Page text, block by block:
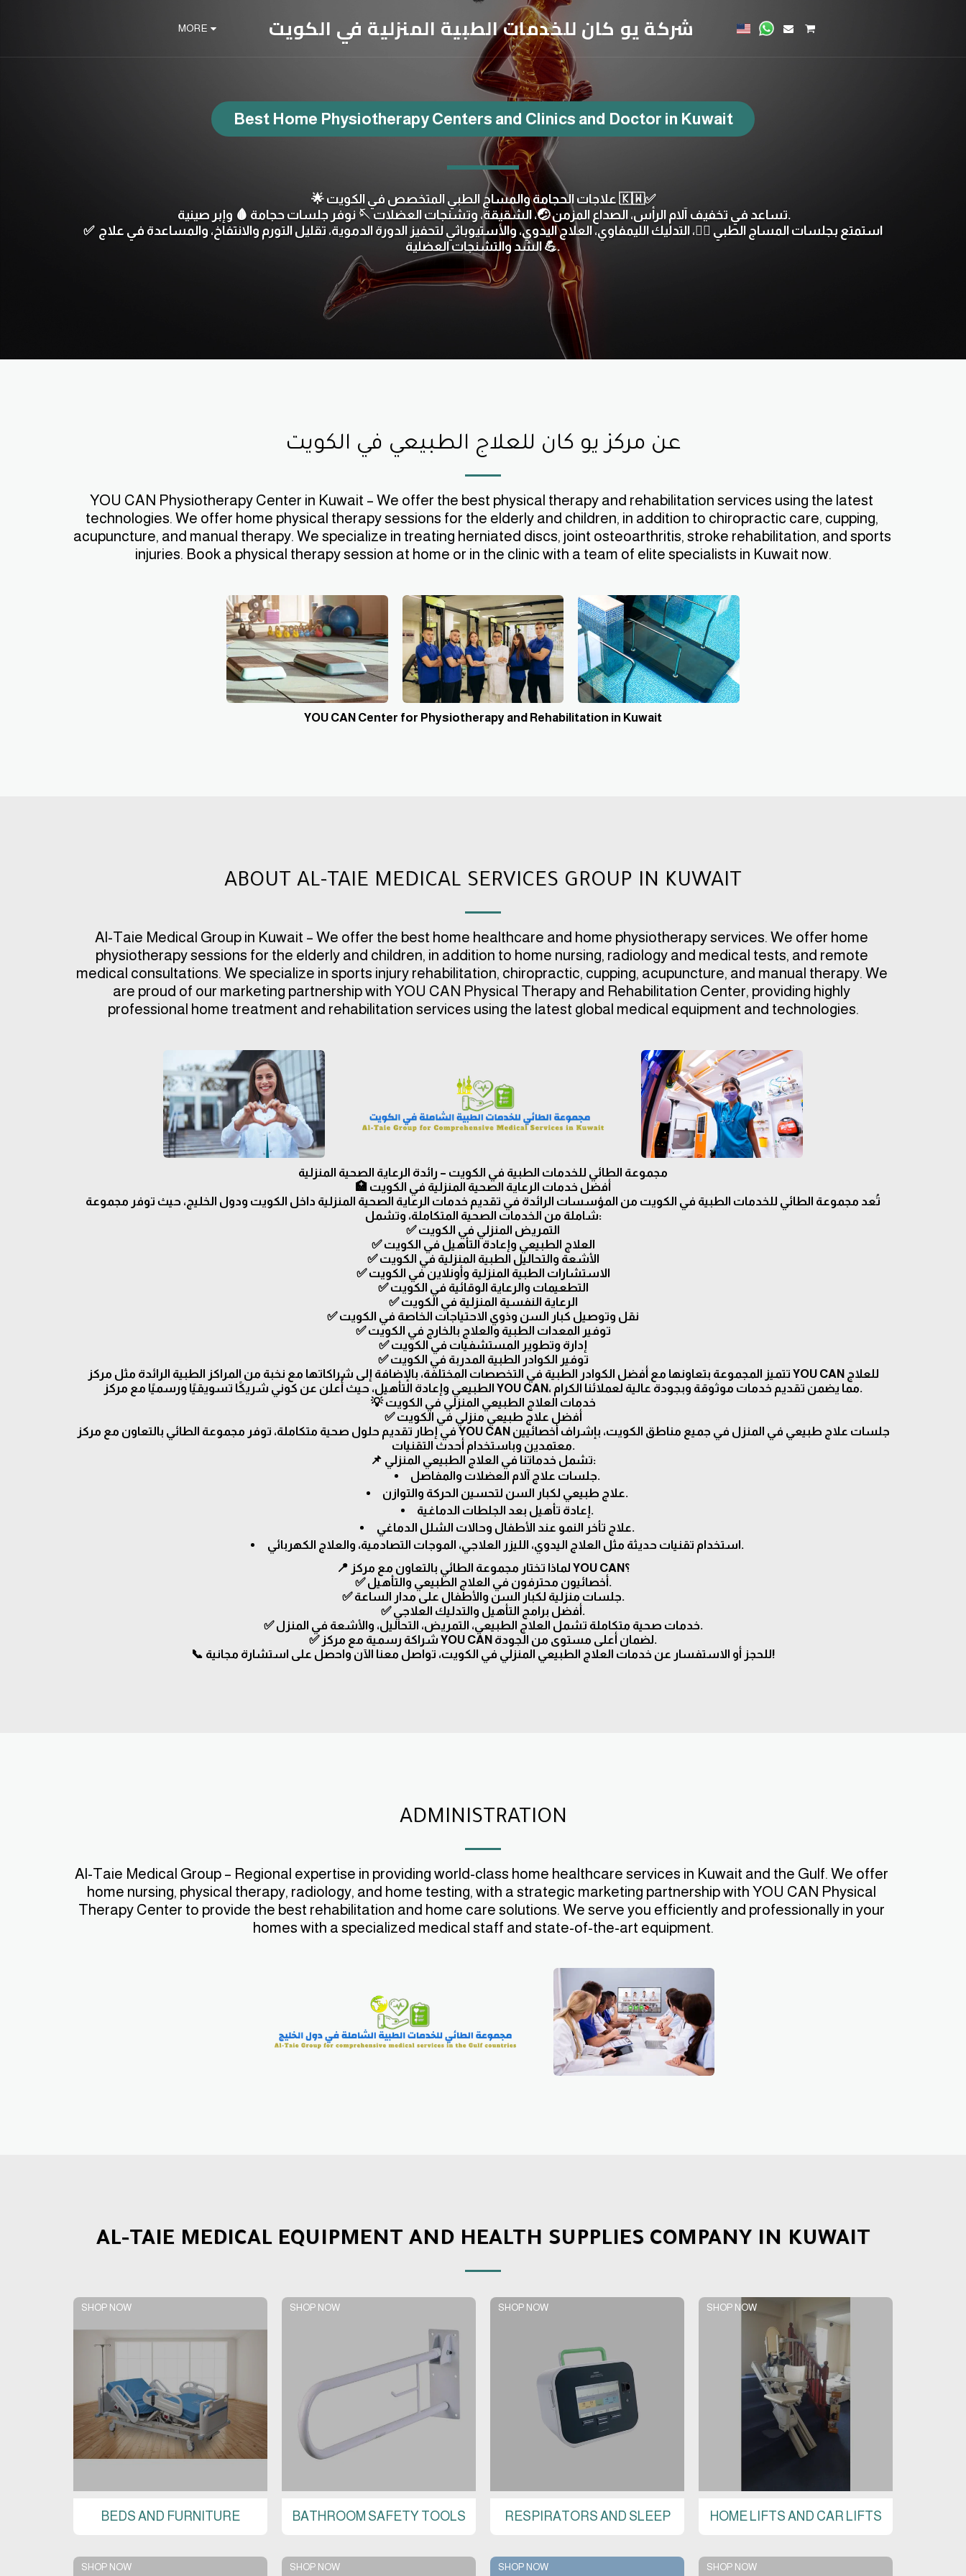
MORE شركة يو كان للخدمات الطبية المنزلية في الكويت
Best Home Physiotherapy Centers and Clinics and Doctor in Kuwait
🌟 علاجات الحجامة والمساج الطبي المتخصص في الكويت 🇰🇼✅
نوفر جلسات حجامة 🩸 وإبر صينية 🪡 تساعد في تخفيف آلام الرأس، الصداع المزمن 🤕، الشقيقة، وتشنجات العضلات.
✅ استمتع بجلسات المساج الطبي 💆‍♀️، التدليك الليمفاوي، العلاج اليدوي، والأستيوباثي لتحفيز الدورة الدموية، تقليل التورم والانتفاخ، والمساعدة في علاج
الشد والتشنجات العضلية 💪.
عن مركز يو كان للعلاج الطبيعي في الكويت
YOU CAN Physiotherapy Center in Kuwait – We offer the best physical therapy and rehabilitation services using the latest
technologies. We offer home physical therapy sessions for the elderly and children, in addition to chiropractic care, cupping,
acupuncture, and manual therapy. We specialize in treating herniated discs, joint osteoarthritis, stroke rehabilitation, and sports
injuries. Book a physical therapy session at home or in the clinic with a team of elite specialists in Kuwait now.
YOU CAN Center for Physiotherapy and Rehabilitation in Kuwait
ABOUT AL-TAIE MEDICAL SERVICES GROUP IN KUWAIT
Al-Taie Medical Group in Kuwait – We offer the best home healthcare and home physiotherapy services. We offer home
physiotherapy sessions for the elderly and children, in addition to home nursing, radiology and medical tests, and remote
medical consultations. We specialize in sports injury rehabilitation, chiropractic, cupping, acupuncture, and manual therapy. We
are proud of our marketing partnership with YOU CAN Physical Therapy and Rehabilitation Center, providing highly
professional home treatment and rehabilitation services using the latest global medical equipment and technologies.
مجموعة الطائي للخدمات الطبية في الكويت – رائدة الرعاية الصحية المنزلية
🏥 أفضل خدمات الرعاية الصحية المنزلية في الكويت
تُعد مجموعة الطائي للخدمات الطبية في الكويت من المؤسسات الرائدة في تقديم خدمات الرعاية الصحية المنزلية داخل الكويت ودول الخليج، حيث توفر مجموعة
شاملة من الخدمات الصحية المتكاملة، وتشمل:
✅ التمريض المنزلي في الكويت
✅ العلاج الطبيعي وإعادة التأهيل في الكويت
✅ الأشعة والتحاليل الطبية المنزلية في الكويت
✅ الاستشارات الطبية المنزلية وأونلاين في الكويت
✅ التطعيمات والرعاية الوقائية في الكويت
✅ الرعاية النفسية المنزلية في الكويت
✅ نقل وتوصيل كبار السن وذوي الاحتياجات الخاصة في الكويت
✅ توفير المعدات الطبية والعلاج بالخارج في الكويت
✅ إدارة وتطوير المستشفيات في الكويت
✅ توفير الكوادر الطبية المدربة في الكويت
تتميز المجموعة بتعاونها مع أفضل الكوادر الطبية في التخصصات المختلفة، بالإضافة إلى شراكاتها مع نخبة من المراكز الطبية الرائدة مثل مركز YOU CAN للعلاج
💡 خدمات العلاج الطبيعي المنزلي في الكويت
✅ أفضل علاج طبيعي منزلي في الكويت
في إطار تقديم حلول صحية متكاملة، توفر مجموعة الطائي بالتعاون مع مركز YOU CAN جلسات علاج طبيعي في المنزل في جميع مناطق الكويت، بإشراف أخصائيين
📌 تشمل خدماتنا في العلاج الطبيعي المنزلي:
📍 لماذا تختار مجموعة الطائي بالتعاون مع مركز YOU CAN؟
📞 للحجز أو الاستفسار عن خدمات العلاج الطبيعي المنزلي في الكويت، تواصل معنا الآن واحصل على استشارة مجانية!
ADMINISTRATION
Al-Taie Medical Group – Regional expertise in providing world-class home healthcare services in Kuwait and the Gulf. We offer
home nursing, physical therapy, radiology, and home testing, with a strategic marketing partnership with YOU CAN Physical
Therapy Center to provide the best rehabilitation and home care solutions. We serve you efficiently and professionally in your
homes with a specialized medical staff and state-of-the-art equipment.
AL-TAIE MEDICAL EQUIPMENT AND HEALTH SUPPLIES COMPANY IN KUWAIT
SHOP NOW
BEDS AND FURNITURE
SHOP NOW
BATHROOM SAFETY TOOLS
SHOP NOW
RESPIRATORS AND SLEEP
SHOP NOW
HOME LIFTS AND CAR LIFTS
SHOP NOW SHOP NOW SHOP NOW SHOP NOW